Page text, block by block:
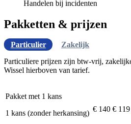
Handelen bij incidenten
Pakketten & prijzen
Particulier
Zakelijk
Particuliere prijzen zijn btw-vrij,
Wissel hierboven van tarief.
Pakket met 1 kans
1 kans (zonder herkansing) € 140 € 119